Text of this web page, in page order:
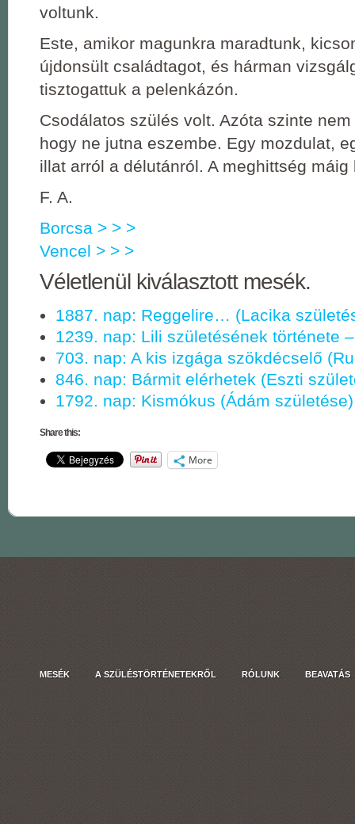
voltunk.
Este, amikor magunkra maradtunk,
újdonsült családtagot, és hárman
tisztogattuk a pelenkázón.
Csodálatos szülés volt. Azóta szinte
hogy ne jutna eszembe. Egy mozdulat,
illat arról a délutánról. A meghittség máig
F. A.
Borcsa > > >
Vencel > > >
Véletlenül kiválasztott mesék.
1887. nap: Reggelire… (Lacika
1239. nap: Lili születésének története
703. nap: A kis izgága szökdécselő
846. nap: Bármit elérhetek (Eszti
1792. nap: Kismókus (Ádám születése)
Share this:
More
MESÉK A SZÜLÉSTÖRTÉNETEKRŐL RÓLUNK BEAVATÁS